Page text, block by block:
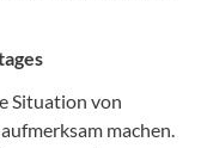
Situation von
machen.